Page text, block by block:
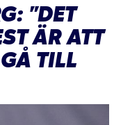
”DET
ÄR ATT
TILL